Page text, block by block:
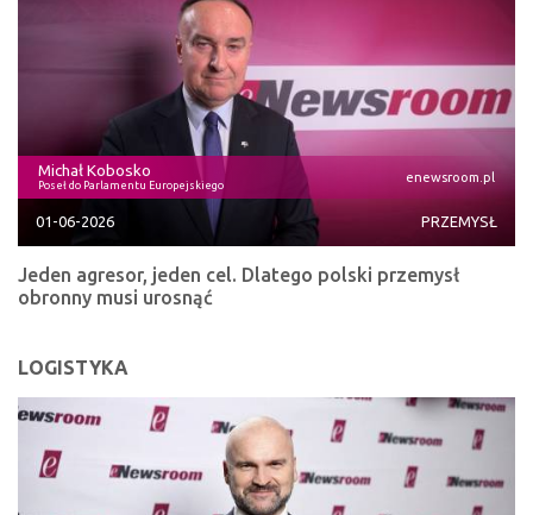
Michał Kobosko
Poseł do Parlamentu Europejskiego
enewsroom.pl
01-06-2026 PRZEMYSŁ
Jeden agresor, jeden cel. Dlatego polski przemysł
obronny musi urosnąć
LOGISTYKA